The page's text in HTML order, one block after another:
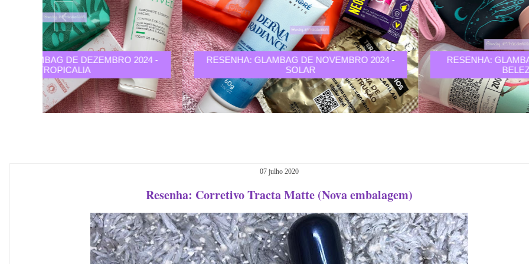
RESENHA: GLAMBAG DE NOVEMBRO 2024 -
SOLAR
RESENHA: GLAMBAG DE OUTUBRO 2024 -
BELEZA ASTRAL
07 julho 2020
Resenha: Corretivo Tracta Matte (Nova embalagem)